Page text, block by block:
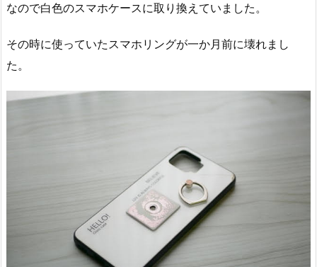
なので白色のスマホケースに取り換えていました。
その時に使っていたスマホリングが一か月前に壊れまし
た。